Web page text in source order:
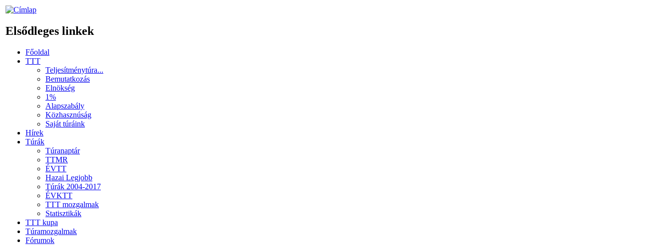
Elsődleges linkek
Főoldal
TTT
Teljesítménytúra...
Bemutatkozás
Elnökség
1%
Alapszabály
Közhasznúság
Saját túráink
Hírek
Túrák
Túranaptár
TTMR
ÉVTT
Hazai Legjobb
Túrák 2004-2017
ÉVKTT
TTT mozgalmak
Statisztikák
TTT kupa
Túramozgalmak
Fórumok